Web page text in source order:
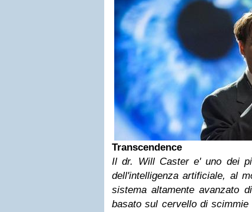
Transcendence
Il dr. Will Caster e' uno dei
dell'intelligenza artificiale, al
sistema altamente avanzato
basato sul cervello di